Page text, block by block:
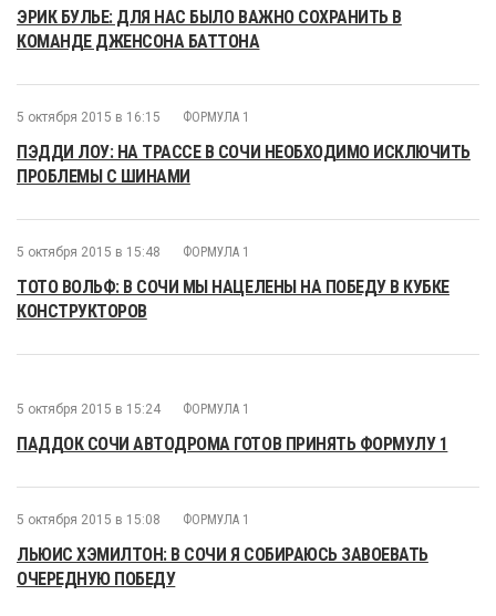
ЭРИК БУЛЬЕ: ДЛЯ НАС БЫЛО ВАЖНО СОХРАНИТЬ В
КОМАНДЕ ДЖЕНСОНА БАТТОНА
5 октября 2015 в 16:15 ФОРМУЛА 1
ПЭДДИ ЛОУ: НА ТРАССЕ В СОЧИ НЕОБХОДИМО ИСКЛЮЧИТЬ
ПРОБЛЕМЫ С ШИНАМИ
5 октября 2015 в 15:48 ФОРМУЛА 1
ТОТО ВОЛЬФ: В СОЧИ МЫ НАЦЕЛЕНЫ НА ПОБЕДУ В КУБКЕ
КОНСТРУКТОРОВ
5 октября 2015 в 15:24 ФОРМУЛА 1
ПАДДОК СОЧИ АВТОДРОМА ГОТОВ ПРИНЯТЬ ФОРМУЛУ 1
5 октября 2015 в 15:08 ФОРМУЛА 1
ЛЬЮИС ХЭМИЛТОН: В СОЧИ Я СОБИРАЮСЬ ЗАВОЕВАТЬ
ОЧЕРЕДНУЮ ПОБЕДУ